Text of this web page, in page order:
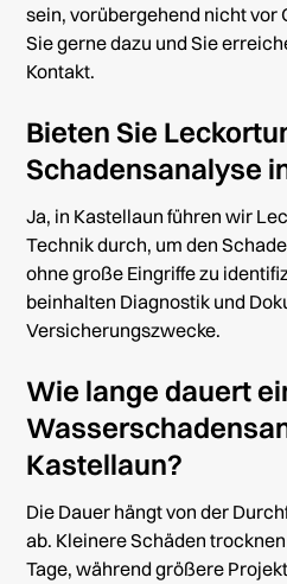
sein, vorübergehend nicht vor
Sie gerne dazu und Sie
Kontakt.
Bieten Sie
Schadensanalyse
Ja, in Kastellaun führen wir
Technik durch, um den
ohne große Eingriffe zu
beinhalten Diagnostik und
Versicherungszwecke.
Wie lange dauert
Kastellaun?
Die Dauer hängt von der
ab. Kleinere Schäden
Tage, während größere